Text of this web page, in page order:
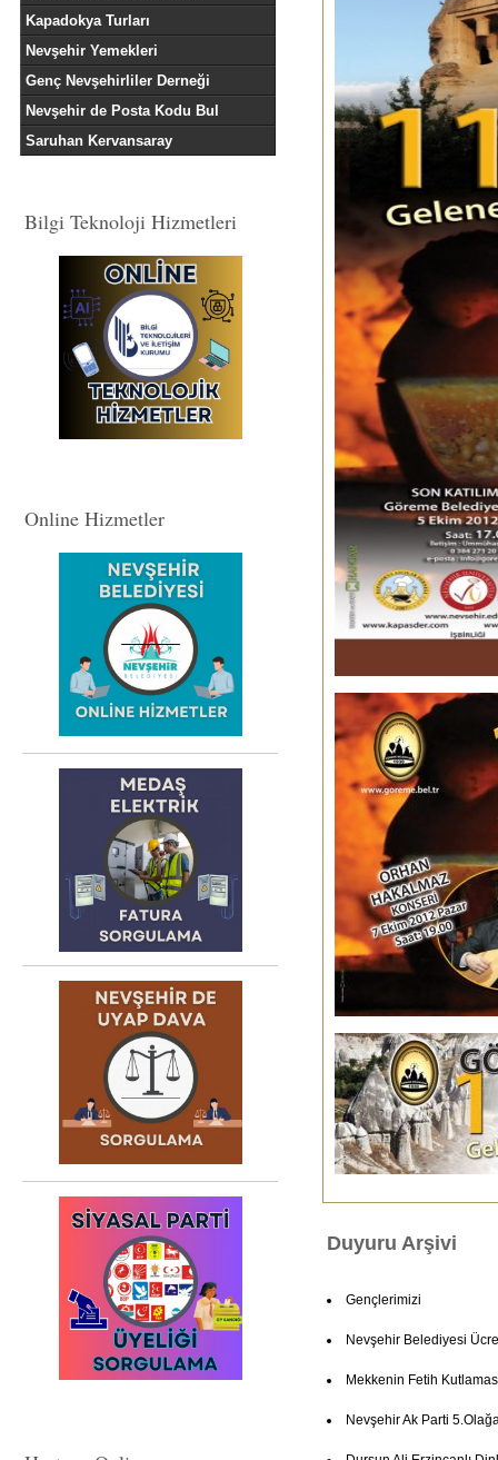
Kapadokya Turları
Nevşehir Yemekleri
Genç Nevşehirliler Derneği
Nevşehir de Posta Kodu Bul
Saruhan Kervansaray
Bilgi Teknoloji Hizmetleri
Online Hizmetler
Duyuru Arşivi
Gençlerimizi
Nevşehir Belediyesi
Mekkenin Fetih
Nevşehir Ak Parti